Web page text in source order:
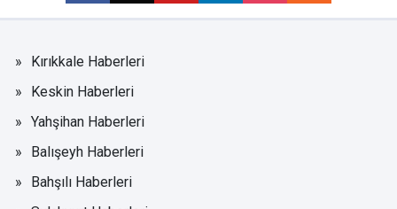
Kırıkkale Haberleri
Keskin Haberleri
Yahşihan Haberleri
Balışeyh Haberleri
Bahşılı Haberleri